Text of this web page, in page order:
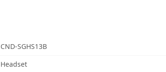
CND-SGHS13B
Headset